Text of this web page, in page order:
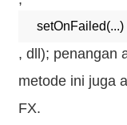
setOnFailed(...)
, dll); penangan
metode ini juga
FX.